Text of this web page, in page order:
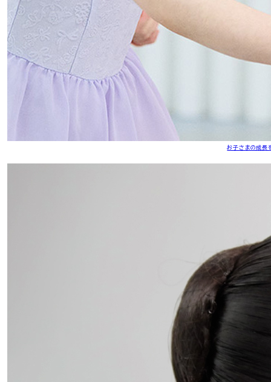
お子さまの成長